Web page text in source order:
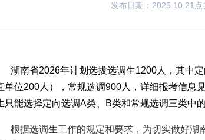
发布日期：2025.10.21
湖南省2026年计划选拔选调生1200人，其中
单位200人），常规选调900人，详细报考信息
只能选择定向选调A类、B类和常规选调三类中的
根据选调生工作的规定和要求，为切实做好